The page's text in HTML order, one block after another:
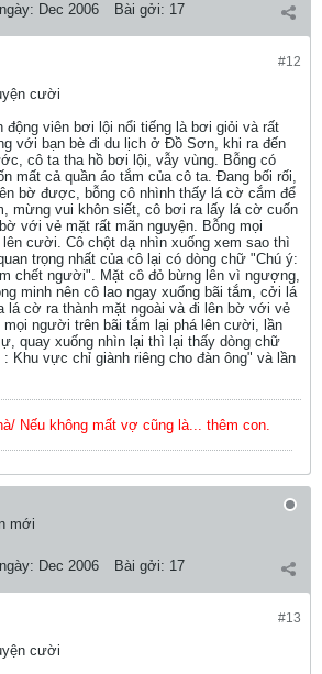
Dec 2006 Bài gởi: 17
#12
cười
động viên bơi lội nổi tiếng là bơi giỏi và rất
với bạn bè đi du lịch ở Đồ Sơn, khi ra đến
cô ta tha hồ bơi lội, vẫy vùng. Bỗng có
mất cả quần áo tắm của cô ta. Đang bối rối,
bờ được, bỗng cô nhình thấy lá cờ cắm để
mừng vui khôn siết, cô bơi ra lấy lá cờ cuốn
với vẻ mặt rất mãn nguyện. Bỗng mọi
cười. Cô chột dạ nhìn xuống xem sao thì
trọng nhất của cô lại có dòng chữ "Chú ý:
chết người". Mặt cô đỏ bừng lên vì ngượng,
minh nên cô lao ngay xuống bãi tắm, cởi lá
lá cờ ra thành mặt ngoài và đi lên bờ với vẻ
mọi người trên bãi tắm lại phá lên cười, lần
quay xuống nhìn lại thì lại thấy dòng chữ
Khu vực chỉ giành riêng cho đàn ông" và lần
Nếu không mất vợ cũng là... thêm con.
mới
Dec 2006 Bài gởi: 17
#13
cười